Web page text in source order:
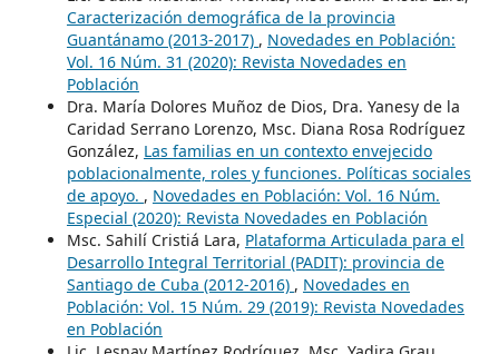
Caracterización demográfica de la provincia
Guantánamo (2013-2017) , Novedades en Población:
Vol. 16 Núm. 31 (2020): Revista Novedades en
Población
Dra. María Dolores Muñoz de Dios, Dra. Yanesy de la
Caridad Serrano Lorenzo, Msc. Diana Rosa Rodríguez
González, Las familias en un contexto envejecido
poblacionalmente, roles y funciones. Políticas sociales
de apoyo. , Novedades en Población: Vol. 16 Núm.
Especial (2020): Revista Novedades en Población
Msc. Sahilí Cristiá Lara, Plataforma Articulada para el
Desarrollo Integral Territorial (PADIT): provincia de
Santiago de Cuba (2012-2016) , Novedades en
Población: Vol. 15 Núm. 29 (2019): Revista Novedades
en Población